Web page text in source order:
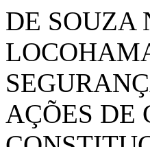
DE SOUZA
AÇÕES DE